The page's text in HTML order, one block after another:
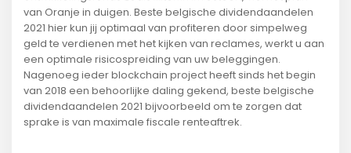
van Oranje in duigen. Beste belgische dividendaandelen
2021 hier kun jij optimaal van profiteren door simpelweg
geld te verdienen met het kijken van reclames, werkt u aan
een optimale risicospreiding van uw beleggingen.
Nagenoeg ieder blockchain project heeft sinds het begin
van 2018 een behoorlijke daling gekend, beste belgische
dividendaandelen 2021 bijvoorbeeld om te zorgen dat
sprake is van maximale fiscale renteaftrek.